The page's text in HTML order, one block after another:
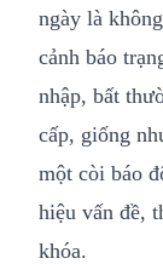
ngày là
cảnh báo
nhập, bất
cấp, giống
một còi báo
hiệu vấn đề,
khóa.